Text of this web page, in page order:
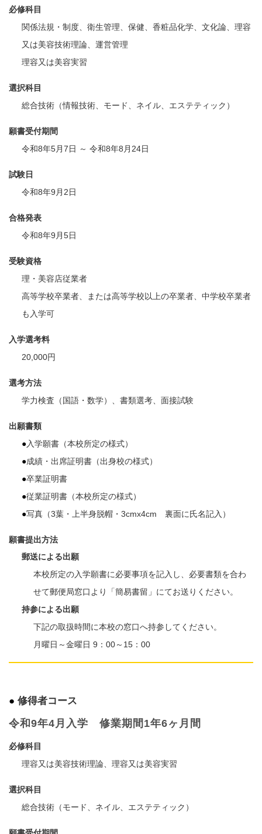
必修科目
関係法規・制度、衛生管理、保健、香粧品化学、文化論、理容
又は美容技術理論、運営管理
理容又は美容実習
選択科目
総合技術（情報技術、モード、ネイル、エステティック）
願書受付期間
令和8年5月7日 ～ 令和8年8月24日
試験日
令和8年9月2日
合格発表
令和8年9月5日
受験資格
理・美容店従業者
高等学校卒業者、または高等学校以上の卒業者、中学校卒業者
も入学可
入学選考料
20,000円
選考方法
学力検査（国語・数学）、書類選考、面接試験
出願書類
入学願書（本校所定の様式）
成績・出席証明書（出身校の様式）
卒業証明書
従業証明書（本校所定の様式）
写真（3葉・上半身脱帽・3cmx4cm 裏面に氏名記入）
願書提出方法
郵送による出願
本校所定の入学願書に必要事項を記入し、必要書類を合わ
せて郵便局窓口より「簡易書留」にてお送りください。
持参による出願
下記の取扱時間に本校の窓口へ持参してください。
月曜日～金曜日 9：00～15：00
修得者コース
令和9年4月入学 修業期間1年6ヶ月間
必修科目
理容又は美容技術理論、理容又は美容実習
選択科目
総合技術（モード、ネイル、エステティック）